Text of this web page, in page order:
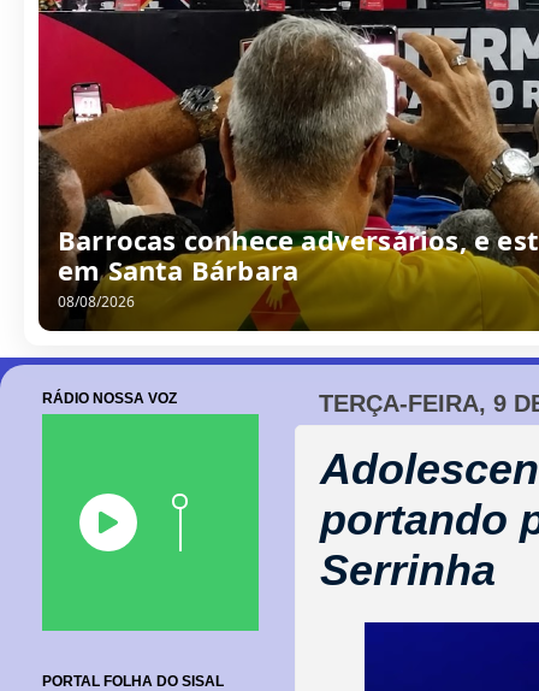
Barrocas conhece adversários, e
em Santa Bárbara
08/08/2026
TERÇA-FEIRA, 9
portando
Serrinha
RÁDIO NOSSA VOZ
PORTAL FOLHA DO SISAL